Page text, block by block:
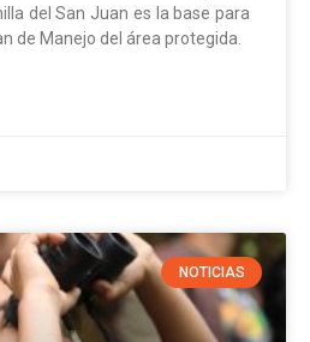
del San Juan es la base para
de Manejo del área protegida.
NOTICIAS